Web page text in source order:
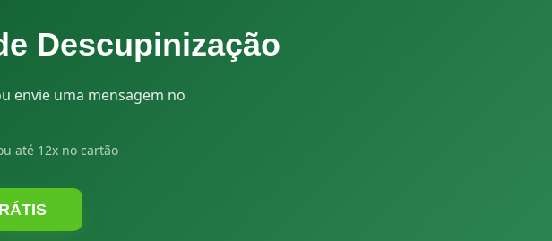
Descupinização
envie uma mensagem no
até 12x no cartão